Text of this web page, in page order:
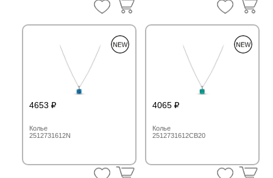
4065
Колье
2512731612CB20
4653
Колье
2512731612N